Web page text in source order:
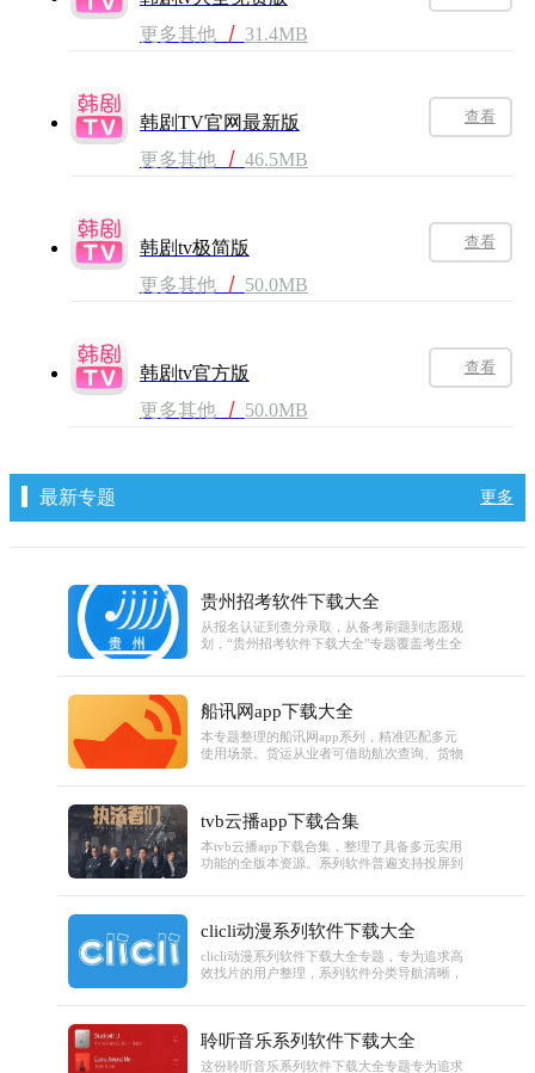
更多其他
丨 31.4MB
韩剧TV官网最新版
更多其他
丨 46.5MB
查看
韩剧tv极简版
更多其他
丨 50.0MB
查看
韩剧tv官方版
更多其他
丨 50.0MB
查看
最新专题 更多
贵州招考软件下载大全
从报名认证到查分录取，从备考刷题到志愿规
划，“贵州招考软件下载大全”专题覆盖考生全
招考”APP（需完成人脸识别认证方可登录使
询等关键操作，还有适配贵州招考政策的备考
所有软件均标注正规下载渠道和使用场景，帮
考生省去筛选麻烦，高效备战各类考试。
船讯网app下载大全
本专题整理的船讯网app系列，精准匹配多元
使用场景。货运从业者可借助航次查询、货物
港口泊位、燃油价格等信息优化调度；个人用
支持电子海图、卫星图等多底图切换，部分版
配亮点，满足移动办公、日常查询等不同需
求。
tvb云播app下载合集
本tvb云播app下载合集，整理了具备多元实用
功能的全版本资源。系列软件普遍支持投屏到
用户在无网络场景追剧，更有自定义字幕尺
高阶版本还内置智能推荐系统，能根据观影偏
无论是通勤碎片观影还是居家大屏观看，都能
找到适配版本。
clicli动漫系列软件下载大全
clicli动漫系列软件下载大全专题，专为追求高
效找片的用户整理，系列软件分类导航清晰，
行榜、全球前100动漫排行榜等多元榜单，直
点评，帮助快速判断是否符合喜好。专题标注
聆听音乐系列软件下载大全
这份聆听音乐系列软件下载大全专题专为追求